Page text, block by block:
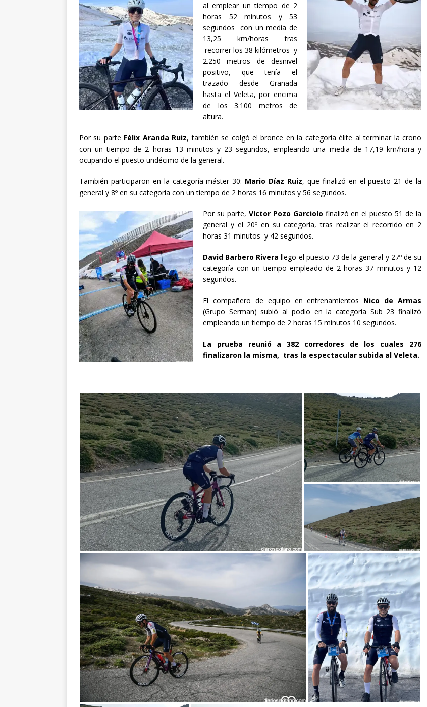
al emplear un tiempo de 2
horas 52 minutos y 53
segundos con un media de
13,25 km/horas tras
recorrer los 38 kilómetros y
2.250 metros de desnivel
positivo, que tenía el
trazado desde Granada
hasta el Veleta, por encima
de los 3.100 metros de
altura.
Por su parte Félix Aranda Ruiz, también se colgó el bronce en la categoría élite al terminar la crono
con un tiempo de 2 horas 13 minutos y 23 segundos, empleando una media de 17,19 km/hora y
ocupando el puesto undécimo de la general.
También participaron en la categoría máster 30: Mario Díaz Ruiz, que finalizó en el puesto 21 de la
general y 8º en su categoría con un tiempo de 2 horas 16 minutos y 56 segundos.
Por su parte, Víctor Pozo Garciolo finalizó en el puesto 51 de la
general y el 20º en su categoría, tras realizar el recorrido en 2
horas 31 minutos y 42 segundos.
David Barbero Rivera llego el puesto 73 de la general y 27º de su
categoría con un tiempo empleado de 2 horas 37 minutos y 12
segundos.
El compañero de equipo en entrenamientos Nico de Armas
(Grupo Serman) subió al podio en la categoría Sub 23 finalizó
empleando un tiempo de 2 horas 15 minutos 10 segundos.
La prueba reunió a 382 corredores de los cuales 276
finalizaron la misma, tras la espectacular subida al Veleta.